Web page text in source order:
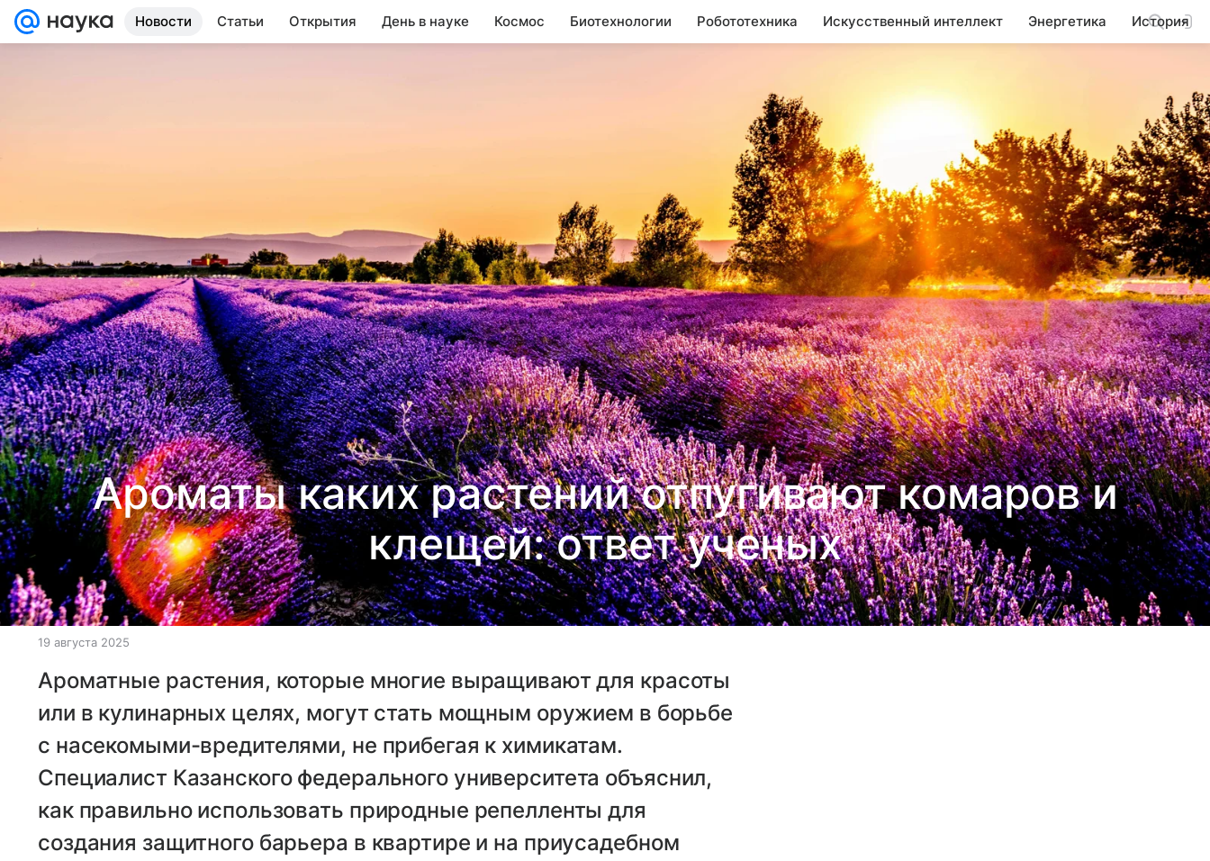
Новости Статьи Открытия День в науке Космос Биотехнологии Робототехника Искусственный интеллект Энергетика История
Ароматы каких растений отпугивают комаров и
клещей: ответ ученых
19 августа 2025
Ароматные растения, которые многие выращивают для красоты
или в кулинарных целях, могут стать мощным оружием в борьбе
с насекомыми-вредителями, не прибегая к химикатам.
Специалист Казанского федерального университета объяснил,
как правильно использовать природные репелленты для
создания защитного барьера в квартире и на приусадебном